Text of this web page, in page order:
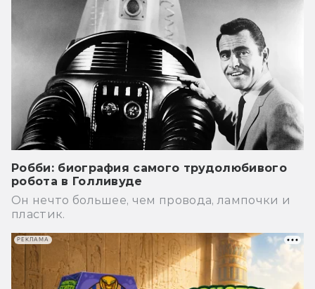
Робби: биография самого трудолюбивого
робота в Голливуде
Он нечто большее, чем провода, лампочки и
пластик.
РЕКЛАМА